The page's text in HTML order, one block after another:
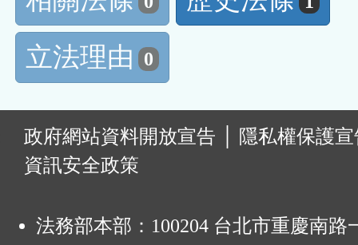
立法理由 0
政府網站資料開放宣告
隱私權保護
資訊安全政策
法務部本部：100204 台北市重慶南路